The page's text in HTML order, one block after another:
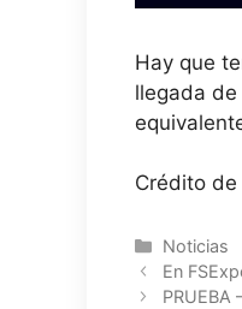
Hay que
llegada
Crédito
Categorías
Noticias
En